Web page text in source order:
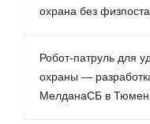
охрана без
Робот-патруль для
охраны —
МелданаСБ в